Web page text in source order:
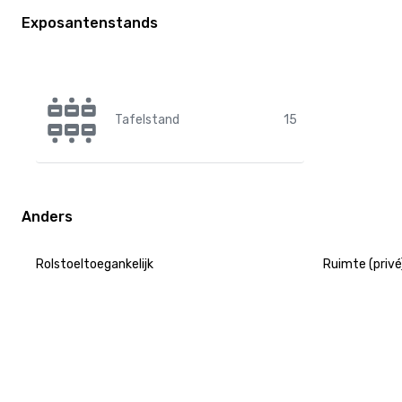
Exposantenstands
Tafelstand 15
Anders
Rolstoeltoegankelijk Ruimte